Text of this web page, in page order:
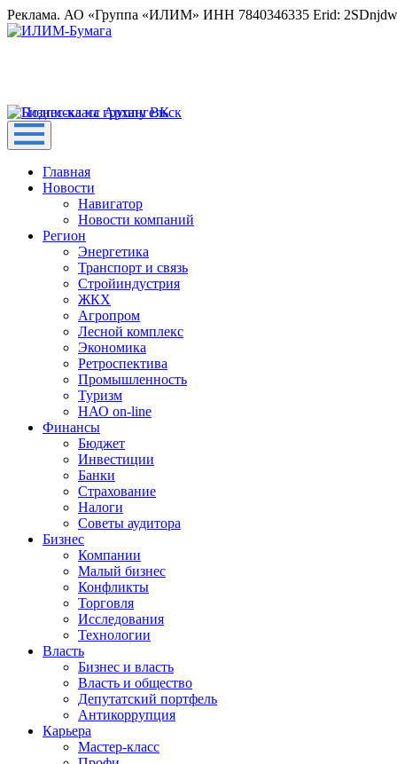
Реклама. АО «Группа «ИЛИМ» ИНН 7840346335 Erid:
Главная
Новости
Навигатор
Новости компаний
Регион
Энергетика
Транспорт и связь
Стройиндустрия
ЖКХ
Агропром
Лесной комплекс
Экономика
Ретроспектива
Промышленность
Туризм
НАО on-line
Финансы
Бюджет
Инвестиции
Банки
Страхование
Налоги
Советы аудитора
Бизнес
Компании
Малый бизнес
Конфликты
Торговля
Исследования
Технологии
Власть
Бизнес и власть
Власть и общество
Депутатский портфель
Антикоррупция
Карьера
Мастер-класс